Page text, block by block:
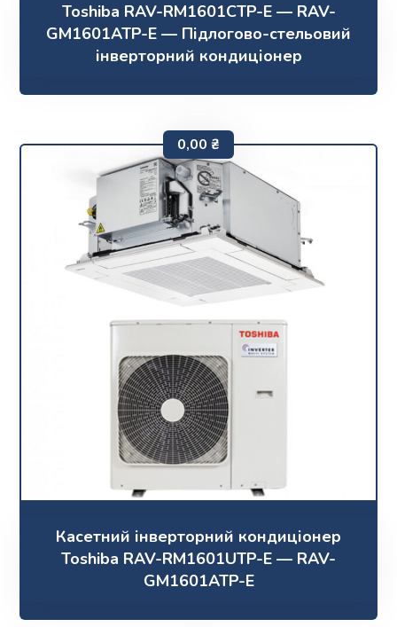
Toshiba RAV-RM1601CTP-E — RAV-
GM1601ATP-E — Підлогово-стельовий
інверторний кондиціонер
Касетний інверторний кондиціонер
Toshiba RAV-RM1601UTP-E — RAV-
GM1601ATP-E
0,00 ₴